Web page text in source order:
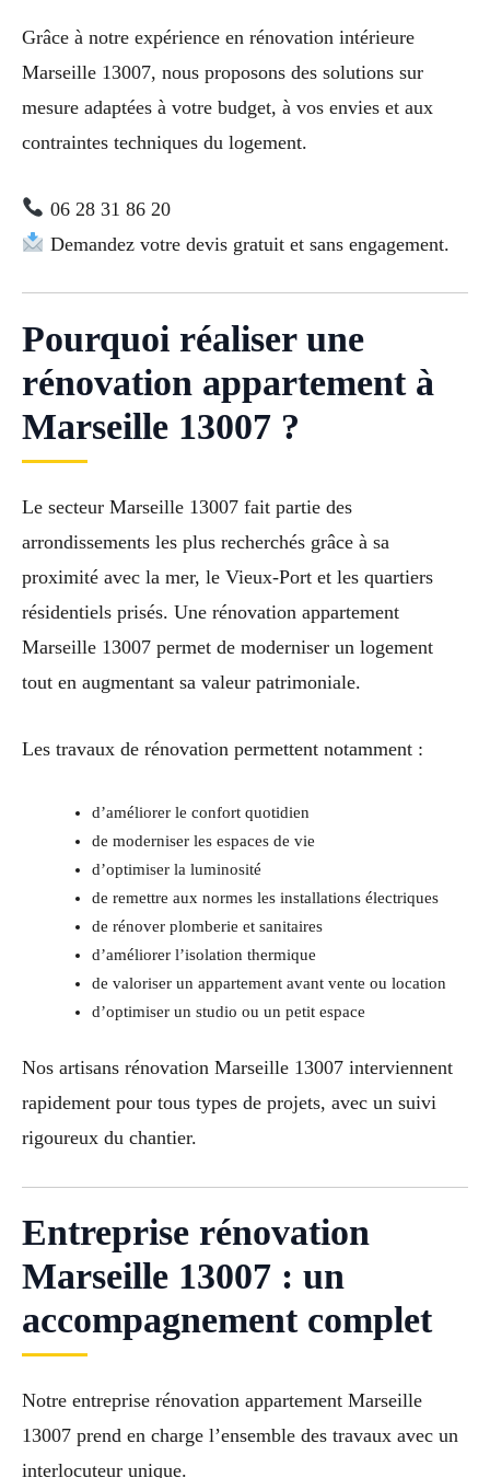
Grâce à notre expérience en rénovation intérieure
Marseille 13007, nous proposons des solutions sur
mesure adaptées à votre budget, à vos envies et aux
contraintes techniques du logement.
06 28 31 86 20
Demandez votre devis gratuit et sans engagement.
Pourquoi réaliser une
rénovation appartement à
Marseille 13007 ?
Le secteur Marseille 13007 fait partie des
arrondissements les plus recherchés grâce à sa
proximité avec la mer, le Vieux-Port et les quartiers
résidentiels prisés. Une rénovation appartement
Marseille 13007 permet de moderniser un logement
tout en augmentant sa valeur patrimoniale.
Les travaux de rénovation permettent notamment :
d’améliorer le confort quotidien
de moderniser les espaces de vie
d’optimiser la luminosité
de remettre aux normes les installations électriques
de rénover plomberie et sanitaires
d’améliorer l’isolation thermique
de valoriser un appartement avant vente ou location
d’optimiser un studio ou un petit espace
Nos artisans rénovation Marseille 13007 interviennent
rapidement pour tous types de projets, avec un suivi
rigoureux du chantier.
Entreprise rénovation
Marseille 13007 : un
accompagnement complet
Notre entreprise rénovation appartement Marseille
13007 prend en charge l’ensemble des travaux avec un
interlocuteur unique.